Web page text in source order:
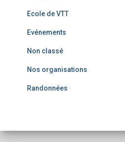
Ecole de VTT
Evénements
Non classé
Nos organisations
Randonnées